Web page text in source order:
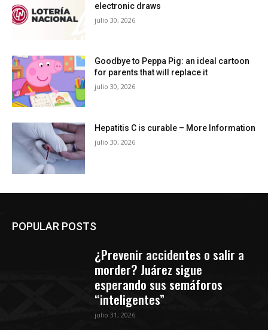
electronic draws
julio 30, 2026
Goodbye to Peppa Pig: an ideal cartoon
for parents that will replace it
julio 30, 2026
Hepatitis C is curable – More Information
julio 30, 2026
POPULAR POSTS
¿Prevenir accidentes o salir a
morder? Juárez sigue
esperando sus semáforos
“inteligentes”
julio 31, 2026